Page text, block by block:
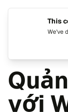
với
This
We've